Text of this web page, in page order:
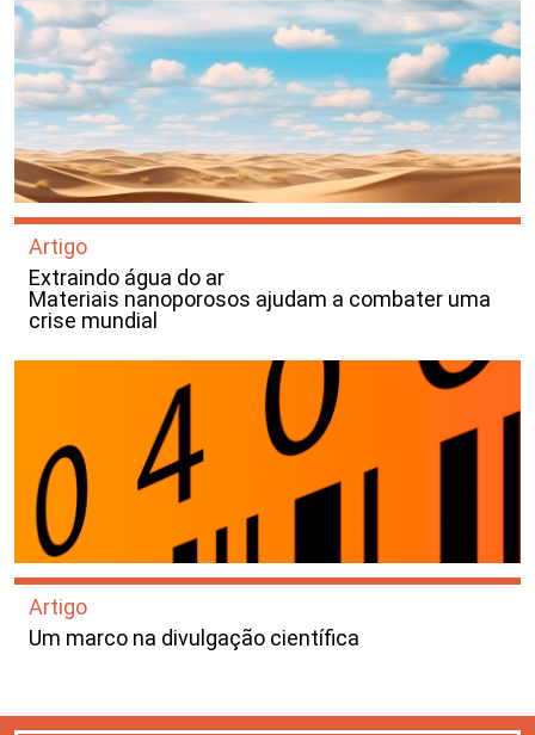
Artigo
Extraindo água do ar
Materiais nanoporosos ajudam a combater uma
crise mundial
Artigo
Um marco na divulgação científica